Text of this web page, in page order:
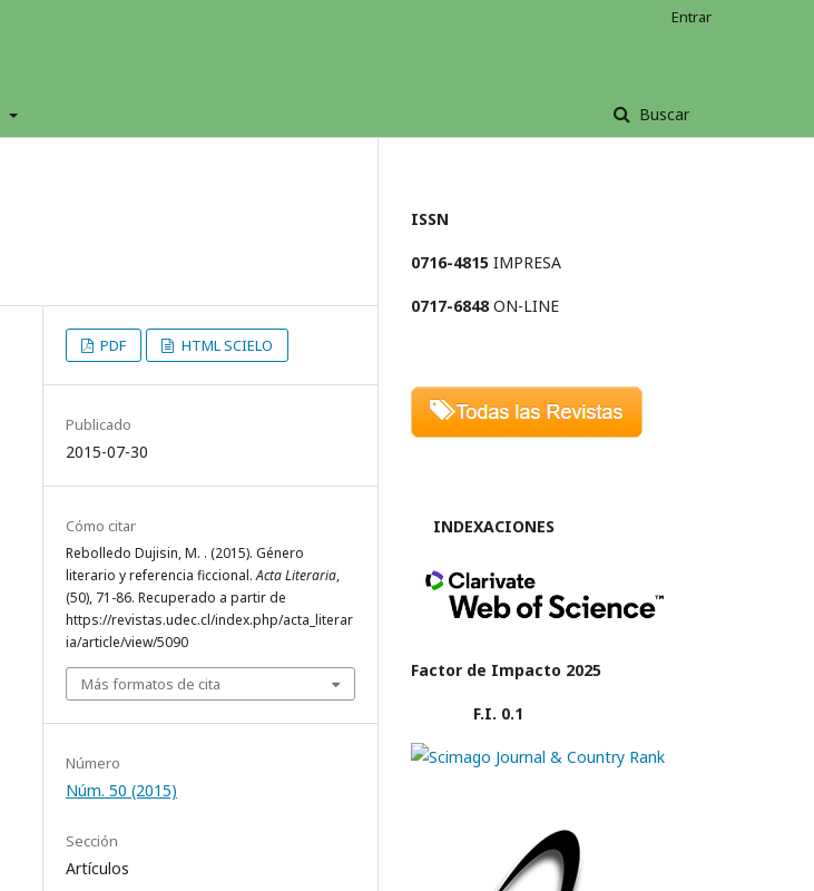
Buscar
Entrar
PDF HTML SCIELO
Publicado
2015-07-30
Cómo citar
Rebolledo Dujisin, M. . (2015). Género
literario y referencia ficcional.Acta Literaria,
(50), 71-86. Recuperado a partir de
https://revistas.udec.cl/index.php/acta_literar
ia/article/view/5090
Más formatos de cita
Número
Núm. 50 (2015)
Sección
Artículos
ISSN
0716-4815 IMPRESA
0717-6848ON-LINE
INDEXACIONES
Factor de Impacto 2025
F.I. 0.1